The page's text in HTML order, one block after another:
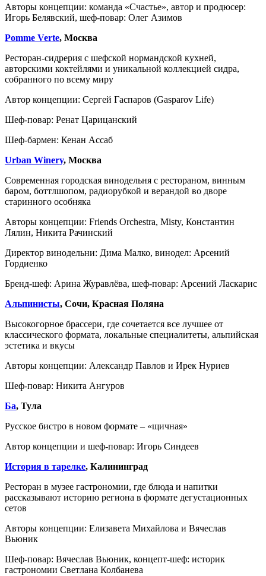
Авторы концепции: команда «Счастье», автор и продюсер:
Игорь Белявский, шеф-повар: Олег Азимов
Pomme Verte, Москва
Ресторан-сидрерия с шефской нормандской кухней,
авторскими коктейлями и уникальной коллекцией сидра,
собранного по всему миру
Автор концепции: Сергей Гаспаров (Gasparov Life)
Шеф-повар: Ренат Царицанский
Шеф-бармен: Кенан Ассаб
Urban Winery, Москва
Современная городская винодельня с рестораном, винным
баром, боттлшопом, радиорубкой и верандой во дворе
старинного особняка
Авторы концепции: Friends Orchestra, Misty, Константин
Лялин, Никита Рачинский
Директор винодельни: Дима Малко, винодел: Арсений
Гордиенко
Бренд-шеф: Арина Журавлёва, шеф-повар: Арсений Ласкарис
Альпинисты, Сочи, Красная Поляна
Высокогорное брассери, где сочетается все лучшее от
классического формата, локальные специалитеты, альпийская
эстетика и вкусы
Авторы концепции: Александр Павлов и Ирек Нуриев
Шеф-повар: Никита Ангуров
Ба, Тула
Русское бистро в новом формате – «щичная»
Автор концепции и шеф-повар: Игорь Синдеев
История в тарелке, Калининград
Ресторан в музее гастрономии, где блюда и напитки
рассказывают историю региона в формате дегустационных
сетов
Авторы концепции: Елизавета Михайлова и Вячеслав
Вьюник
Шеф-повар: Вячеслав Вьюник, концепт-шеф: историк
гастрономии Светлана Колбанева